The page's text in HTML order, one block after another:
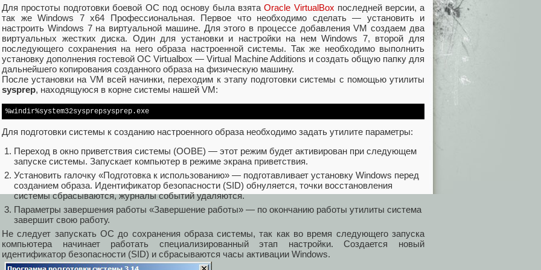
Для простоты подготовки боевой ОС под основу была взятаOracle VirtualBox последней версии, а
так же Windows 7 x64 Профессиональная. Первое что необходимо сделать — установить и
настроить Windows 7 на виртуальной машине. Для этого в процессе добавления VM создаем два
виртуальных жестких диска. Один для установки и настройки на нем Windows 7, второй для
последующего сохранения на него образа настроенной системы. Так же необходимо выполнить
установку дополнения гостевой ОС Virtualbox — Virtual Machine Additions и создать общую папку для
дальнейшего копирования созданного образа на физическую машину.
После установки на VM всей начинки, переходим к этапу подготовки системы с помощью утилиты
sysprep, находящуюся в корне системы нашей VM:
%windir%system32sysprepsysprep.exe
Для подготовки системы к созданию настроенного образа необходимо задать утилите параметры:
Переход в окно приветствия системы (OOBE) — этот режим будет активирован при следующем
запуске системы. Запускает компьютер в режиме экрана приветствия.
Установить галочку «Подготовка к использованию» — подготавливает установку Windows перед
созданием образа. Идентификатор безопасности (SID) обнуляется, точки восстановления
системы сбрасываются, журналы событий удаляются.
Параметры завершения работы «Завершение работы» — по окончанию работы утилиты система
завершит свою работу.
Не следует запускать ОС до сохранения образа системы, так как во время следующего запуска
компьютера начинает работать специализированный этап настройки. Создается новый
идентификатор безопасности (SID) и сбрасываются часы активации Windows.